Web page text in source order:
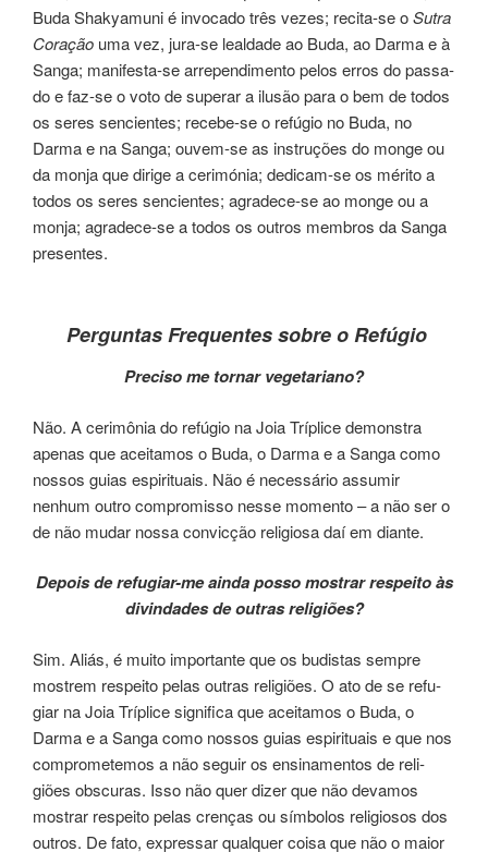
Buda Shakyamuni é invo­ca­do três vezes; recita-se oSutra
Coração uma vez, jura-se leal­da­de ao Buda, ao Darma e à
Sanga; mani­fes­ta-se arre­pen­di­men­to pelos erros do pas­sa­
do e faz-se o voto de supe­rar a ilu­são para o bem de todos
os seres sen­cien­tes; rece­be-se o refú­gio no Buda, no
Darma e na Sanga; ouvem-se as ins­tru­ções do monge ou
da monja que diri­ge a ceri­mó­nia; dedicam-se os méri­to a
todos os seres sen­cien­tes; agra­de­ce-se ao monge ou a
monja; agra­de­ce-se a todos os ­outros mem­bros da Sanga
pre­sen­tes.
Perguntas Frequentes sobre o Refúgio
Preciso me tornar vege­ta­ria­no?
Não. A ceri­mô­nia do refú­gio na Joia Tríplice demons­tra
ape­nas que acei­ta­mos o Buda, o Darma e a Sanga como
nos­sos guias espi­ri­tuais. Não é neces­sá­rio assu­mir
nenhum outro com­pro­mis­so nesse momen­to – a não ser o
de não mudar nossa convicção reli­gio­sa daí em dian­te.
Depois de refugiar-me ainda posso mos­trar res­pei­to às
divindades de outras religiões?
Sim. Aliás, é muito impor­tan­te que os budis­tas sem­pre
mos­trem res­pei­to pelas outras reli­giões. O ato de se refu­
giar na Joia Tríplice sig­ni­fi­ca que acei­ta­mos o Buda, o
Darma e a Sanga como nos­sos guias espi­ri­tuais e que nos
com­pro­me­te­mos a não ­seguir os ensi­na­men­tos de reli­
giões obscuras. Isso não quer dizer que não deva­mos
mos­trar respei­to pelas cren­ças ou sím­bo­los reli­gio­sos dos
­outros. De fato, expres­sar qual­quer coisa que não o maior